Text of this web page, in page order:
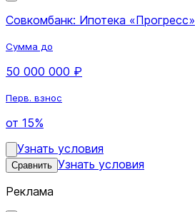
Совкомбанк: Ипотека «Прогресс»
Сумма до
50 000 000 ₽
Перв. взнос
от 15%
Узнать условия
Сравнить Узнать условия
Реклама